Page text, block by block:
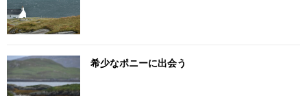
希少なポニーに出会う